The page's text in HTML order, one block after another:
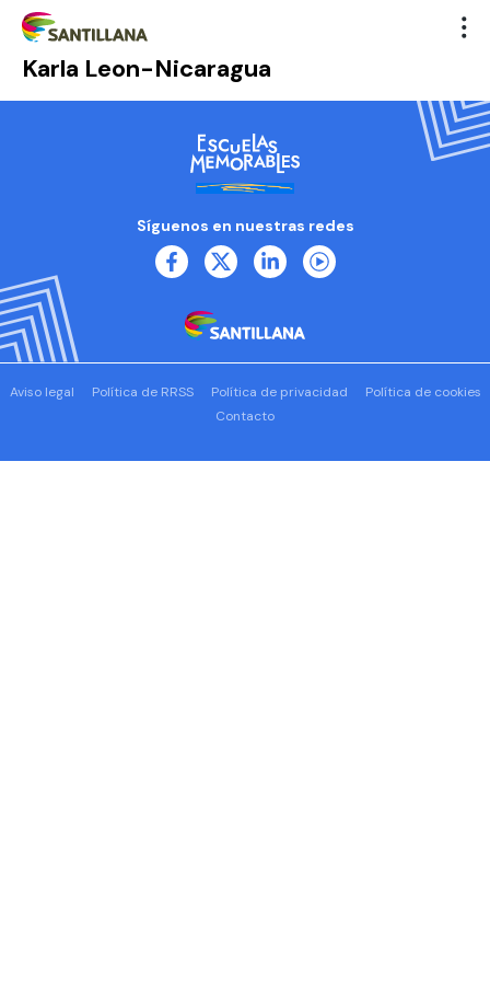
Karla Leon-Nicaragua
Síguenos en nuestras redes
Aviso legal Política de RRSS Política de privacidad
Política de cookies
Contacto